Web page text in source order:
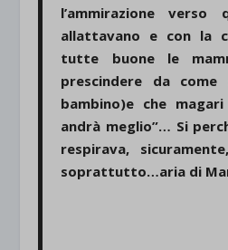
l’ammirazione verso
allattavano e con la
tutte buone le
prescindere da
bambino)e che
andrà meglio”… Si
respirava,
soprattutto…aria di